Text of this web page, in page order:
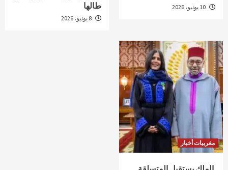
طالها
مغربيات أخبار